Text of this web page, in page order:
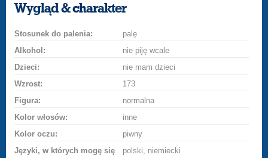
uśmiech
buziakasamochodem
szampana
drinka
różę
Wygląd & charakter
Stosunek do palenia:
palę
Alkohol:
nie piję wcale
Dzieci:
nie mam dzieci
Wzrost:
173
Figura:
normalna
Kolor włosów:
inne
Kolor oczu:
piwny
Języki, w których mogę się
polski, niemiecki